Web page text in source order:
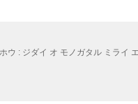
ウ : ジダイ オ モノガタル ミライ